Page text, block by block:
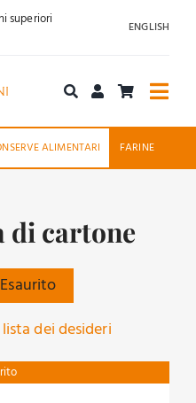
superiori
ENGLISH
ALIMENTARI FARINE
di cartone
Esaurito
dei desideri